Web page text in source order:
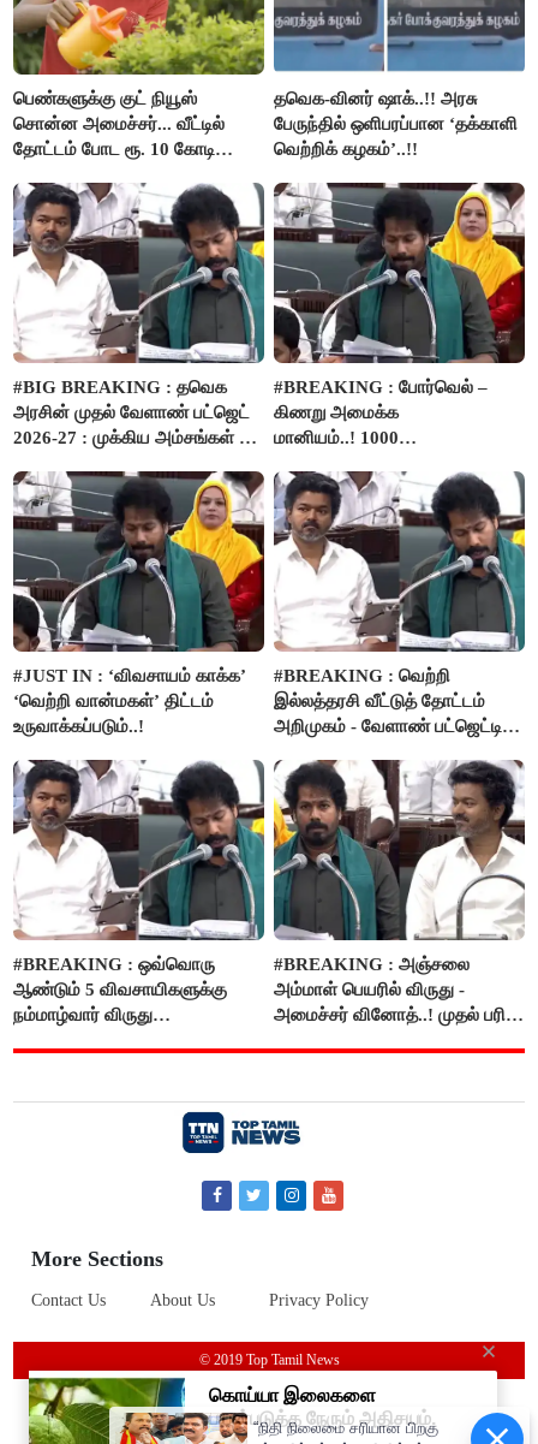
பெண்களுக்கு குட் நியூஸ்
சொன்ன அமைச்சர்... வீட்டில்
தோட்டம் போட ரூ. 10 கோடி
தவெக-வினர் ஷாக்..!! அரசு
பேருந்தில் ஒளிபரப்பான ‘தக்காளி
வெற்றிக் கழகம்’..!!
#BIG BREAKING : தவெக
அரசின் முதல் வேளாண் பட்ஜெட்
2026-27 : முக்கிய அம்சங்கள் ஓர்
#BREAKING : போர்வெல் –
கிணறு அமைக்க
மானியம்..! 1000
பம்புசெட் வழங்கப்படும்..!
#JUST IN : ‘விவசாயம் காக்க’
‘வெற்றி வான்மகள்’ திட்டம்
உருவாக்கப்படும்..!
#BREAKING : வெற்றி
இல்லத்தரசி வீட்டுத் தோட்டம்
அறிமுகம் - வேளாண் பட்ஜெட்டில்
#BREAKING : ஒவ்வொரு
ஆண்டும் 5 விவசாயிகளுக்கு
நம்மாழ்வார் விருது
#BREAKING : அஞ்சலை
அம்மாள் பெயரில் விருது -
அமைச்சர் வினோத்..! முதல் பரிசு
More Sections
Contact Us About Us Privacy Policy
© 2019 Top Tamil News
“நிதி நிலைமை சரியான பிறகு